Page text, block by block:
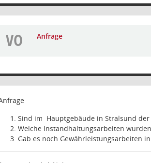
VO Anfrage
Sind im Hauptgebäude in Stralsund
Welche Instandhaltungsarbeiten
Gab es noch Gewährleistungsarbeiten